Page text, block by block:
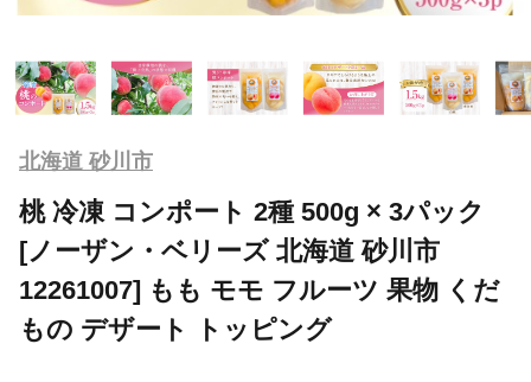
北海道 砂川市
桃 冷凍 コンポート 2種 500g × 3パック
[ノーザン・ベリーズ 北海道 砂川市
12261007] もも モモ フルーツ 果物 くだ
もの デザート トッピング